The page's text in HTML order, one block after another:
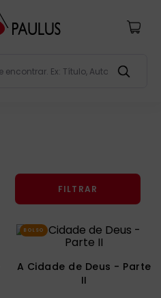
FILTRAR
BOLSO
A Cidade de Deus - Parte
II